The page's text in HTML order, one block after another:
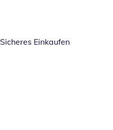
Sicheres Einkaufen